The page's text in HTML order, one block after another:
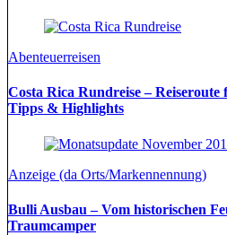
Abenteuerreisen
Costa Rica Rundreise – Reiseroute
Tipps & Highlights
Anzeige (da Orts/Markennennung)
Bulli Ausbau – Vom historischen
Traumcamper